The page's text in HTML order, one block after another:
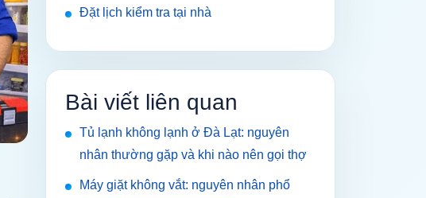
Đặt lịch kiểm tra tại nhà
Bài viết liên quan
Tủ lạnh không lạnh ở Đà Lạt: nguyên
nhân thường gặp và khi nào nên gọi thợ
Máy giặt không vắt: nguyên nhân phổ